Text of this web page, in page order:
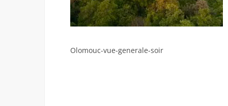
Olomouc-vue-generale-soir